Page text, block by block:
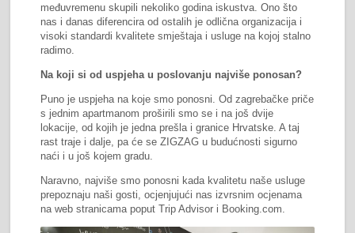
međuvremenu skupili nekoliko godina iskustva. Ono što
nas i danas diferencira od ostalih je odlična organizacija i
visoki standardi kvalitete smještaja i usluge na kojoj stalno
radimo.
Na koji si od uspjeha u poslovanju najviše ponosan?
Puno je uspjeha na koje smo ponosni. Od zagrebačke priče
s jednim apartmanom proširili smo se i na još dvije
lokacije, od kojih je jedna prešla i granice Hrvatske. A taj
rast traje i dalje, pa će se ZIGZAG u budućnosti sigurno
naći i u još kojem gradu.
Naravno, najviše smo ponosni kada kvalitetu naše usluge
prepoznaju naši gosti, ocjenjujući nas izvrsnim ocjenama
na web stranicama poput Trip Advisor i Booking.com.